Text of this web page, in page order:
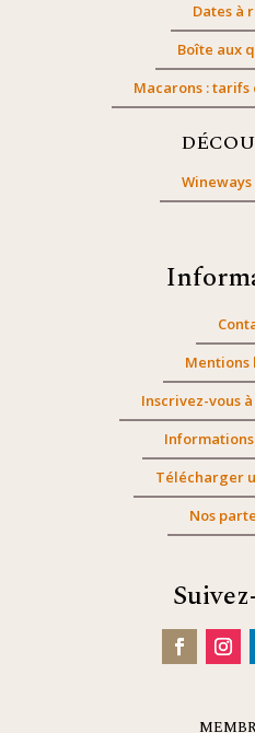
Dates à
Boîte aux
Macarons : tarifs
Mentions
Inscrivez-vous
Télécharger
Nos